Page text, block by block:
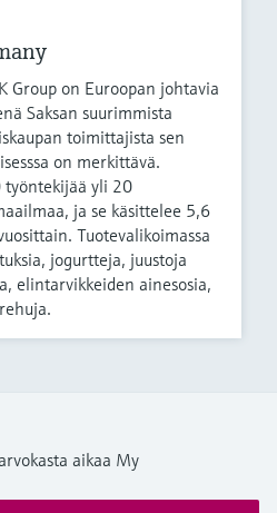
Group on Euroopan johtavia
Saksan suurimmista
toimittajista sen
on merkittävä.
yli 20
ja se käsittelee 5,6
Tuotevalikoimassa
jogurtteja, juustoja
elintarvikkeiden ainesosia,
aikaa My